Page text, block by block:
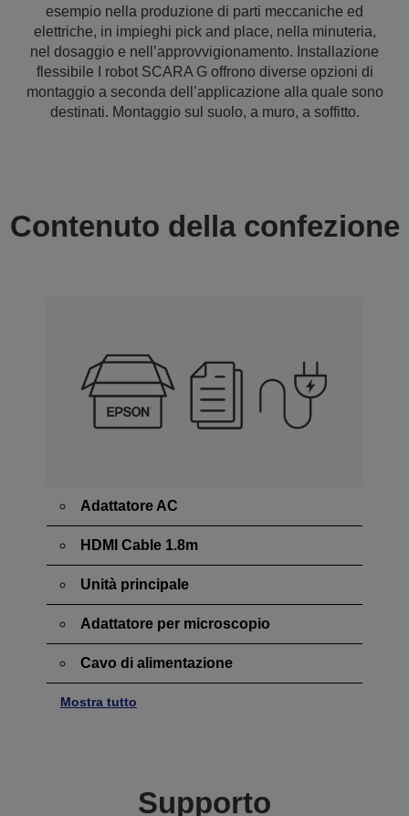
esempio nella produzione di parti meccaniche ed
elettriche, in impieghi pick and place, nella minuteria,
nel dosaggio e nell’approvvigionamento. Installazione
flessibile I robot SCARA G offrono diverse opzioni di
montaggio a seconda dell’applicazione alla quale sono
destinati. Montaggio sul suolo, a muro, a soffitto.
Contenuto della confezione
Adattatore AC
HDMI Cable 1.8m
Unità principale
Adattatore per microscopio
Cavo di alimentazione
Mostra tutto
Supporto